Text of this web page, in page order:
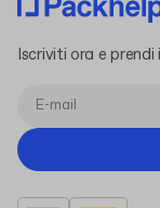
Iscriviti ora e